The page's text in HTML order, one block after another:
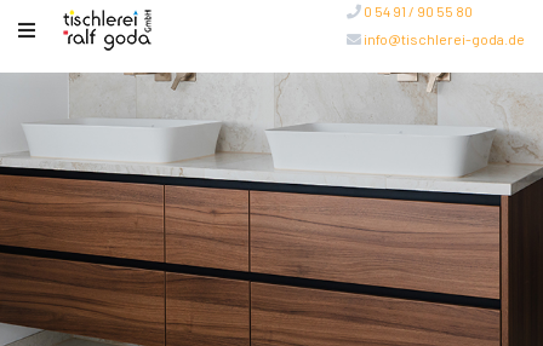
0 54 91 / 90 55 80
info@tischlerei-goda.de